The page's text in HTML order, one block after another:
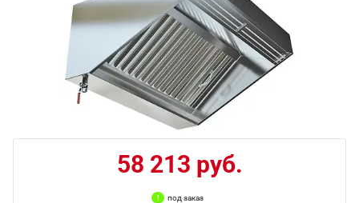
58 213 руб.
под заказ